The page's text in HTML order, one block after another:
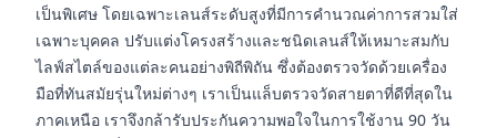
เป็นพิเศษ โดยเฉพาะเลนส์ระดับสูงที่มีการคำนวณค่าการสวมใส่
เฉพาะบุคคล ปรับแต่งโครงสร้างและชนิดเลนส์ให้เหมาะสมกับ
ไลฟ์สไตล์ของแต่ละคนอย่างพิถีพิถัน ซึ่งต้องตรวจวัดด้วยเครื่อง
มือที่ทันสมัยรุ่นใหม่ต่างๆ เราเป็นแล็บตรวจวัดสายตาที่ดีที่สุดใน
ภาคเหนือ เราจึงกล้ารับประกันความพอใจในการใช้งาน 90 วัน